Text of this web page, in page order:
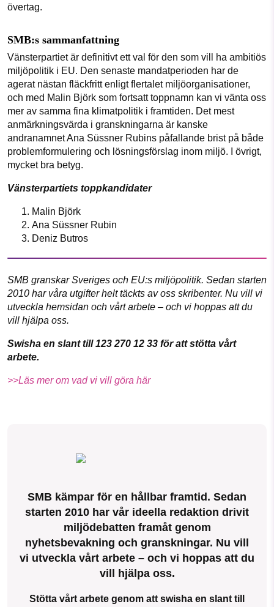
övertag.
SMB:s sammanfattning
Vänsterpartiet är definitivt ett val för den som vill ha ambitiös
miljöpolitik i EU. Den senaste mandatperioden har de
agerat nästan fläckfritt enligt flertalet miljöorganisationer,
och med Malin Björk som fortsatt toppnamn kan vi vänta oss
mer av samma fina klimatpolitik i framtiden. Det mest
anmärkningsvärda i granskningarna är kanske
andranamnet Ana Süssner Rubins påfallande brist på både
problemformulering och lösningsförslag inom miljö. I övrigt,
mycket bra betyg.
Vänsterpartiets toppkandidater
Malin Björk
Ana Süssner Rubin
Deniz Butros
SMB granskar Sveriges och EU:s miljöpolitik. Sedan starten
2010 har våra utgifter helt täckts av oss skribenter. Nu vill vi
utveckla hemsidan och vårt arbete – och vi hoppas att du
vill hjälpa oss.
Swisha en slant till 123 270 12 33 för att stötta vårt
arbete.
>>Läs mer om vad vi vill göra här
SMB kämpar för en hållbar framtid. Sedan
starten 2010 har vår ideella redaktion drivit
miljödebatten framåt genom
nyhetsbevakning och granskningar. Nu vill
vi utveckla vårt arbete – och vi hoppas att du
vill hjälpa oss.
Stötta vårt arbete genom att swisha en slant till